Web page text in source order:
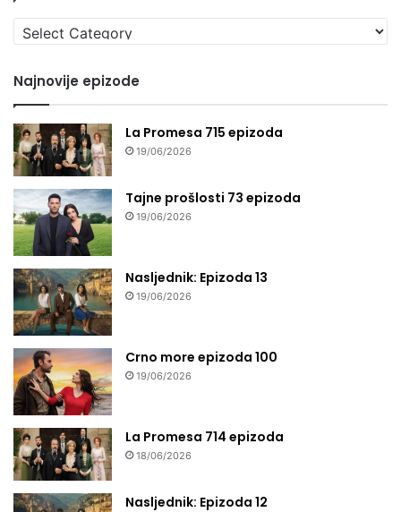
Izaberi
seriju
Najnovije epizode
La Promesa 715 epizoda
19/06/2026
Tajne prošlosti 73 epizoda
19/06/2026
Nasljednik: Epizoda 13
19/06/2026
Crno more epizoda 100
19/06/2026
La Promesa 714 epizoda
18/06/2026
Nasljednik: Epizoda 12